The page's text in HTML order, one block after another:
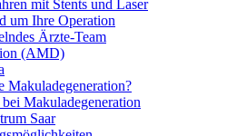
mit Stents und Laser
um Ihre Operation
Ärzte-Team
(AMD)
Makuladegeneration?
Makuladegeneration
Saar